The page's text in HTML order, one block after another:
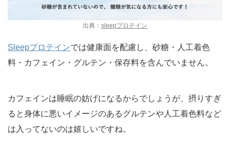
出典： sleepプロテイン
Sleepプロテインでは健康面を配慮し、砂糖・人工着色
料・カフェイン・グルテン・保存料を含んでいません。
カフェインは睡眠の妨げになるからでしょうが、摂りすぎ
ると身体に悪いイメージのあるグルテンや人工着色料など
は入ってないのは嬉しいですね。